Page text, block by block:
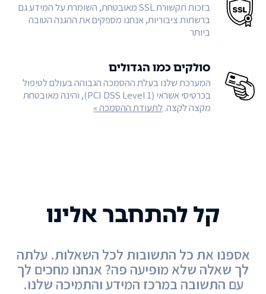
בזכות תקשורת SSL מאובטחת, השומרת על המידע גם
ברשתות ציבוריות, אנחנו מספקים את ההגנה הטובה
ביותר
סולקים כמו הגדולים
המערכת שלנו בעלת ההסמכה הגבוהה בעולם לטיפול
בכרטיסי אשראי (PCI DSS Level 1), והינה מאובטחת
מקצה לקצה.לתעודת ההסמכה »
קל להתחבר אלינו
אספנו את כל התשובות לכל השאלות. עלתה
לך שאלה שלא מופיעה פה? אנחנו מחכים לך
עם התשובה במרכז המידע והתמיכה שלנו.